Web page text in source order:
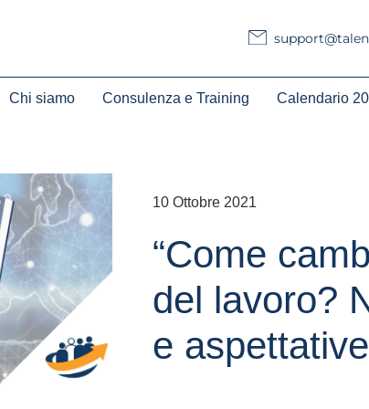
Chi siamo Consulenza e Training Calendario
10 Ottobre 2021
“Come
del lavoro?
e